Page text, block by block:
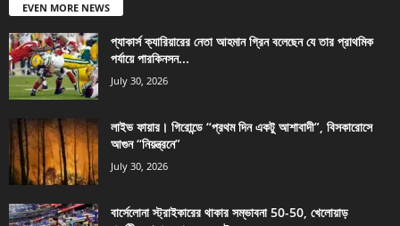
EVEN MORE NEWS
প্যাকার্স ক্যারিয়ারের নেতা আহমান গ্রিন বলেছেন যে তার প্রাথমিক
পর্যায়ে পারকিনসন...
July 30, 2026
লাইভ ফায়ার। গিরোন্ডে “প্রথম দিন একটু আশাবাদী”, বিসকারোসে
আগুন “নিয়ন্ত্রনে”
July 30, 2026
বার্সেলোনা স্ট্রাইকারের থাকার সম্ভাবনা 50-50, খেলোয়াড়